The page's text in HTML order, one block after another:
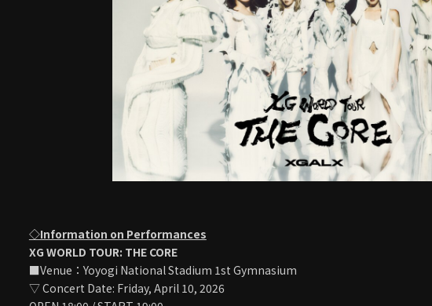
◇Information on Performances
XG WORLD TOUR: THE CORE
■Venue：Yoyogi National Stadium 1st Gymnasium
▽ Concert Date: Friday, April 10, 2026